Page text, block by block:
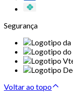
Segurança
Voltar ao topo